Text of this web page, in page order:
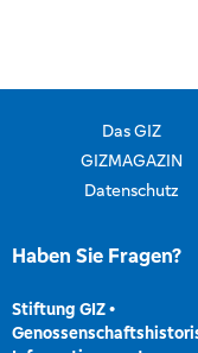
Das GIZ
GIZMAGAZIN
Datenschutz
Haben Sie Fragen?
Stiftung GIZ•